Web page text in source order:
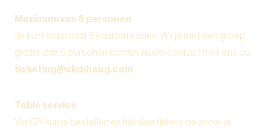
Maximum van 6 personen
Je kunt maximaal 6 kaarten kopen. Wil je met een groep
groter dan 6 personen komen, neem contact met ons op,
ticketing@clubhaug.com
Table service
Via QR kun je bestellen en betalen tijdens de show, je